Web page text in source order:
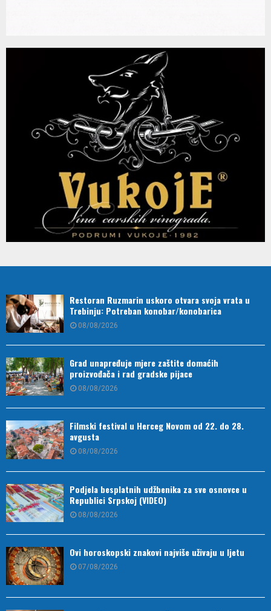
Restoran Ruzmarin uskoro otvara svoja vrata u
Trebinju: Potreban konobar/konobarica
08/08/2026
Grad unapređuje mjere zaštite domaćih
proizvođača i rad gradske pijace
08/08/2026
Filmski festival u Herceg Novom od 22. do 28.
avgusta
08/08/2026
Podjela besplatnih udžbenika za sve osnovce u
Republici Srpskoj (VIDEO)
08/08/2026
Ovi horoskopski znakovi najviše uživaju u ljetu
07/08/2026